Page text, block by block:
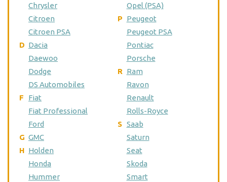
Chrysler
Citroen
Citroen PSA
D Dacia
Daewoo
Dodge
DS Automobiles
F
Fiat
Fiat Professional
Ford
G GMC
H Holden
Honda
Hummer
Opel (PSA)
P Peugeot
Peugeot PSA
Pontiac
Porsche
R Ram
Ravon
Renault
Rolls-Royce
S Saab
Saturn
Seat
Skoda
Smart